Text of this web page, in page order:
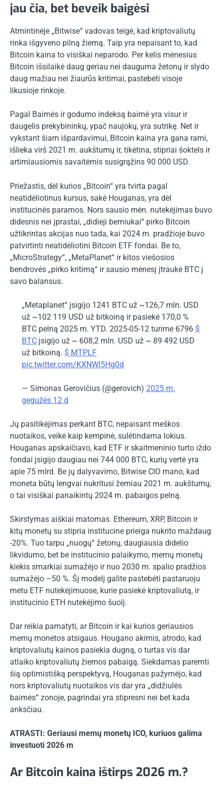
jau čia, bet beveik baigėsi
Atmintinėje „Bitwise“ vadovas teigė, kad kriptovaliutų
rinka išgyveno pilną žiemą. Taip yra nepaisant to, kad
Bitcoin kaina to visiškai neparodo. Per kelis mėnesius
Bitcoin išsilaikė daug geriau nei dauguma žetonų ir slydo
daug mažiau nei žiaurūs kritimai, pastebėti visoje
likusioje rinkoje.
Pagal Baimės ir godumo indeksą baimė yra visur ir
daugelis prekybininkų, ypač naujokų, yra sutrikę. Net ir
vykstant šiam išpardavimui, Bitcoin kaina yra gana rami,
išlieka virš 2021 m. aukštumų ir, tikėtina, stipriai šoktels ir
artimiausiomis savaitėmis susigrąžins 90 000 USD.
Priežastis, dėl kurios „Bitcoin“ yra tvirta pagal
neatidėliotinus kursus, sakė Houganas, yra dėl
institucinės paramos. Nors sausio mėn. nutekėjimas buvo
didesnis nei įprastai, „didieji berniukai“ pirko Bitcoin
užtikrintas akcijas nuo tada, kai 2024 m. pradžioje buvo
patvirtinti neatidėliotini Bitcoin ETF fondai. Be to,
„MicroStrategy“, „MetaPlanet“ ir kitos viešosios
bendrovės „pirko kritimą“ ir sausio mėnesį įtraukė BTC į
savo balansus.
„Metaplanet“ įsigijo 1241 BTC už ~126,7 mln. USD
už ~102 119 USD už bitkoiną ir pasiekė 170,0 %
BTC pelną 2025 m. YTD. 2025-05-12 turime 6796 $
BTC įsigijo už ~ 608,2 mln. USD už ~ 89 492 USD
už bitkoiną. $ MTPLF
pic.twitter.com/KXNWl5Hg0d
— Simonas Gerovičius (@gerovich) 2025 m.
gegužės 12 d
Jų pasitikėjimas perkant BTC, nepaisant meškos
nuotaikos, veikė kaip kempinė, sulėtindama lokius.
Houganas apskaičiavo, kad ETF ir skaitmeninio turto iždo
fondai įsigijo daugiau nei 744 000 BTC, kurių vertė yra
apie 75 mlrd. Be jų dalyvavimo, Bitwise CIO mano, kad
moneta būtų lengvai nukritusi žemiau 2021 m. aukštumų,
o tai visiškai panaikintų 2024 m. pabaigos pelną.
Skirstymas aiškiai matomas. Ethereum, XRP, Bitcoin ir
kitų monetų su stipria institucine prieiga nukrito maždaug
-20%. Tuo tarpu „nuogų“ žetonų, daugiausia didelio
likvidumo, bet be institucinio palaikymo, memų monetų
kiekis smarkiai sumažėjo ir nuo 2030 m. spalio pradžios
sumažėjo –50 %. Šį modelį galite pastebėti pastaruoju
metu ETF nutekėjimuose, kurie pasiekė kriptovaliutą, ir
institucinio ETH nutekėjimo šuolį.
Dar reikia pamatyti, ar Bitcoin ir kai kurios geriausios
memų monetos atsigaus. Hougano akimis, atrodo, kad
kriptovaliutų kainos pasiekia dugną, o turtas vis dar
atlaiko kriptovaliutų žiemos pabaigą. Siekdamas paremti
šią optimistišką perspektyvą, Houganas pažymėjo, kad
nors kriptovaliutų nuotaikos vis dar yra „didžiulės
baimės“ zonoje, pagrindai yra stipresni nei bet kada
anksčiau.
ATRASTI: Geriausi memų monetų ICO, kuriuos galima
investuoti 2026 m
Ar Bitcoin kaina ištirps 2026 m.?